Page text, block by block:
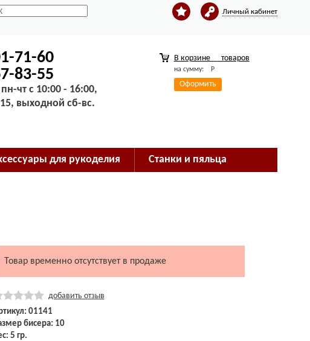
Личный кабинет
71-60
83-55
чт с 10:00 - 16:00,
выходной сб-вс.
В корзине товаров
на сумму: Р
Оформить
для рукоделия Станки и пяльца
Товар временно отсутствует в продаже
добавить отзыв
01141
бисера: 10
5 гр.